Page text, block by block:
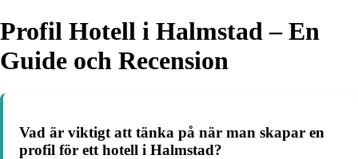
Profil Hotell i Halmstad – En
Guide och Recension
Vad är viktigt att tänka på när man skapar en
profil för ett hotell i Halmstad?